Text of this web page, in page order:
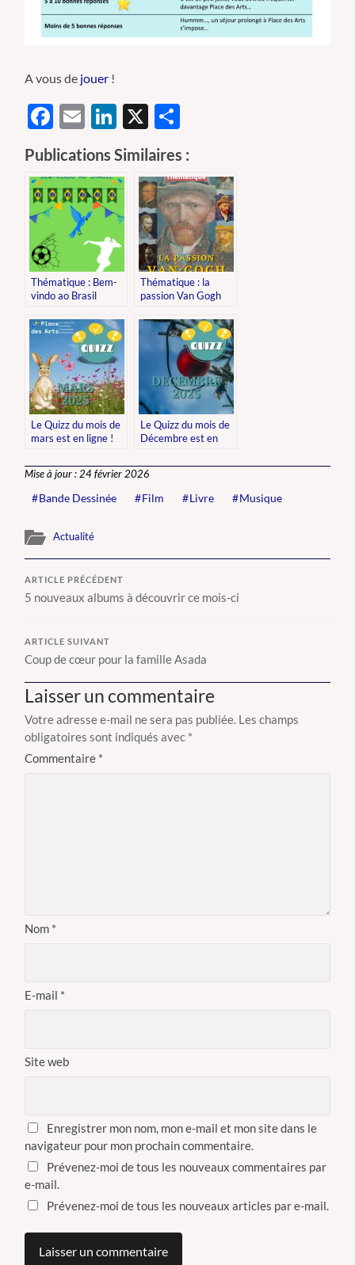
A vous de jouer !
Facebook
EmailLinkedIn
X
Publications Similaires :
Thématique : Bem-
vindo ao Brasil
Thématique : la
passion Van Gogh
Le Quizz du mois de
mars est en ligne !
Le Quizz du mois de
Décembre est en
Mise à jour : 24 février 2026
Bande Dessinée
Film Livre Musique
Actualité
ARTICLE PRÉCÉDENT
5 nouveaux albums à découvrir ce mois-ci
ARTICLE SUIVANT
Coup de cœur pour la famille Asada
Laisser un commentaire
Votre adresse e-mail ne sera pas publiée. Les champs
obligatoires sont indiqués avec *
Commentaire *
Nom *
E-mail *
Site web
Enregistrer mon nom, mon e-mail et mon site dans le
navigateur pour mon prochain commentaire.
Prévenez-moi de tous les nouveaux commentaires par
e-mail.
Prévenez-moi de tous les nouveaux articles par e-mail.